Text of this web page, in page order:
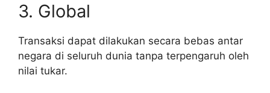
3. Global
Transaksi dapat dilakukan secara bebas antar
negara di seluruh dunia tanpa terpengaruh oleh
nilai tukar.